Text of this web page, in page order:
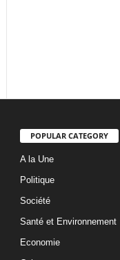
POPULAR CATEGORY
A la Une
Politique
Société
Santé et Environnement
Economie